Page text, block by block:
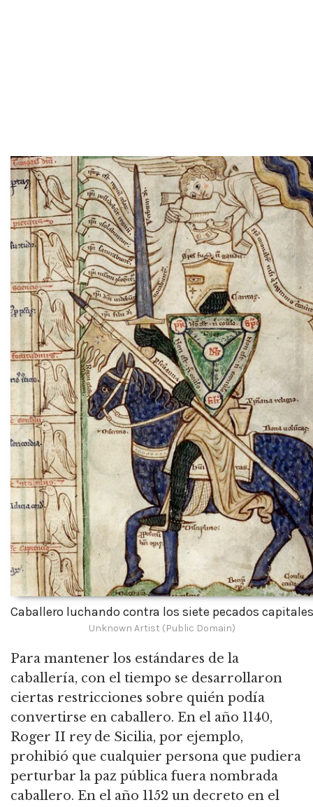
Caballero luchando contra los siete pecados capitales
Unknown Artist (Public Domain)
Para mantener los estándares de la
caballería, con el tiempo se desarrollaron
ciertas restricciones sobre quién podía
convertirse en caballero. En el año 1140,
Roger II rey de Sicilia, por ejemplo,
prohibió que cualquier persona que pudiera
perturbar la paz pública fuera nombrada
caballero. En el año 1152 un decreto en el